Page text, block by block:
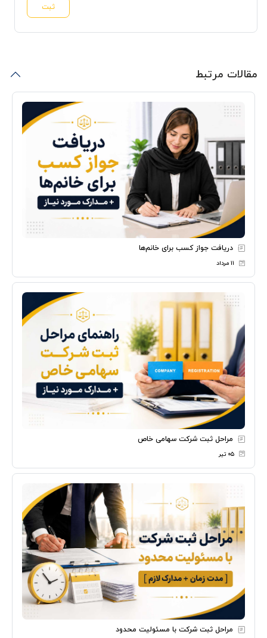
ثبت
مقالات مرتبط
دریافت جواز کسب برای خانم‌ها
۱۱ مرداد
مراحل ثبت شرکت سهامی خاص
۰۵ تیر
مراحل ثبت شرکت با مسئولیت محدود